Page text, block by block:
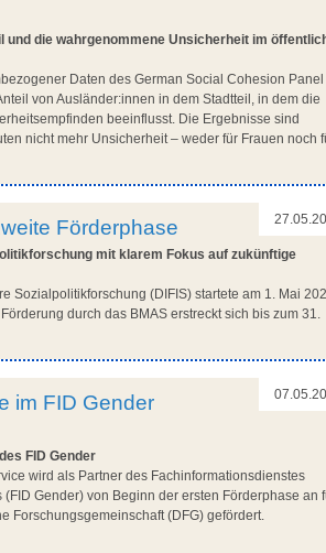
und die wahrgenommene Unsicherheit im
Daten des German Social Cohesion Panel
von Ausländer:innen in dem Stadtteil, in dem die
beeinflusst. Die Ergebnisse sind
nicht mehr Unsicherheit – weder für Frauen noch
Förderphase
mit klarem Fokus auf zukünftige
Sozialpolitikforschung (DIFIS) startete am 1. Mai
durch das BMAS erstreckt sich bis zum 31.
im FID Gender
FID Gender
wird als Partner des Fachinformationsdienstes
Gender) von Beginn der ersten Förderphase an
Forschungsgemeinschaft (DFG) gefördert.